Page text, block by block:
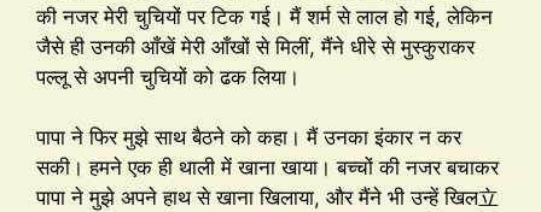
की नजर मेरी चुचियों पर टिक गई। मैं शर्म से लाल हो गई, लेकिन
जैसे ही उनकी आँखें मेरी आँखों से मिलीं, मैंने धीरे से मुस्कुराकर
पल्लू से अपनी चुचियों को ढक लिया।
पापा ने फिर मुझे साथ बैठने को कहा। मैं उनका इंकार न कर
सकी। हमने एक ही थाली में खाना खाया। बच्चों की नजर बचाकर
पापा ने मुझे अपने हाथ से खाना खिलाया, और मैंने भी उन्हें खिल立